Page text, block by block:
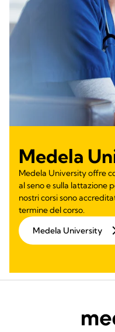
Medela
Medela University offre
al seno e sulla lattazione
nostri corsi sono
termine del corso.
Medela University